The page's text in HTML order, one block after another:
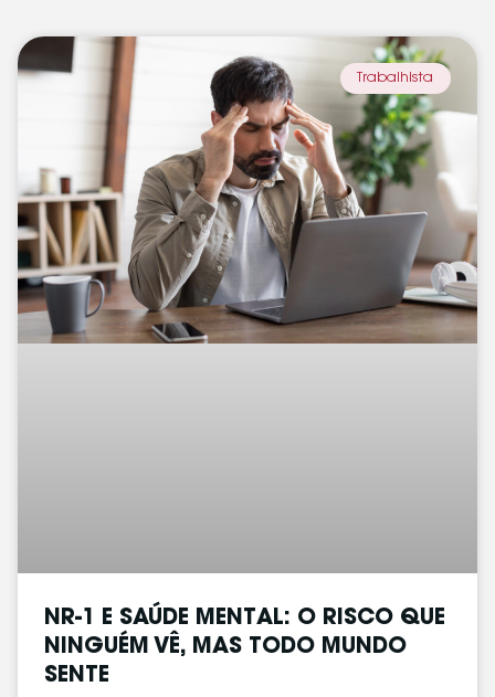
Trabalhista
NR-1 E SAÚDE MENTAL: O RISCO QUE
NINGUÉM VÊ, MAS TODO MUNDO
SENTE